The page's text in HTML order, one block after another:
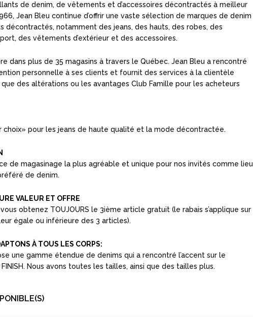
de denim, de vêtements et d’accessoires décontractés à meilleur
Jean Bleu continue d’offrir une vaste sélection de marques de denim
décontractés, notamment des jeans, des hauts, des robes, des
des vêtements d’extérieur et des accessoires.
dans plus de 35 magasins à travers le Québec. Jean Bleu a rencontré
personnelle à ses clients et fournit des services à la clientèle
des altérations ou les avantages Club Famille pour les acheteurs
choix» pour les jeans de haute qualité et la mode décontractée.
de magasinage la plus agréable et unique pour nos invités comme lieu
de denim.
VALEUR ET OFFRE
obtenez TOUJOURS le 3ième article gratuit (le rabais s’applique sur
égale ou inférieure des 3 articles).
À TOUS LES CORPS:
une gamme étendue de denims qui a rencontré l’accent sur le
Nous avons toutes les tailles, ainsi que des tailles plus.